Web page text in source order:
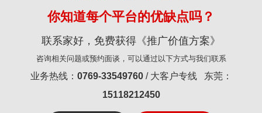
你知道每个平台的优缺点吗？
联系家好，免费获得《推广价值方案》
咨询相关问题或预约面谈，可以通过以下方式与我们联系
业务热线： 0769-33549760/ 大客户专线 东莞：
15118212450